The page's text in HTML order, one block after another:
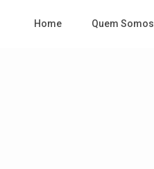
Home Quem Somos